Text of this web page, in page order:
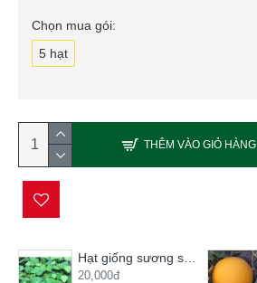
Chọn mua gói:
5 hạt
THÊM VÀO GIỎ HÀNG
Hạt giống sương sâm lông
20,000đ